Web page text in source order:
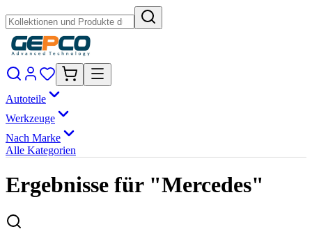
Autoteile
Werkzeuge
Nach Marke
Alle Kategorien
Ergebnisse für "Mercedes"